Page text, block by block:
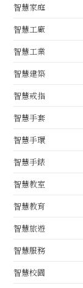
智慧家庭
智慧工廠
智慧工業
智慧建築
智慧戒指
智慧手套
智慧手環
智慧手錶
智慧教室
智慧教育
智慧旅遊
智慧服務
智慧校園